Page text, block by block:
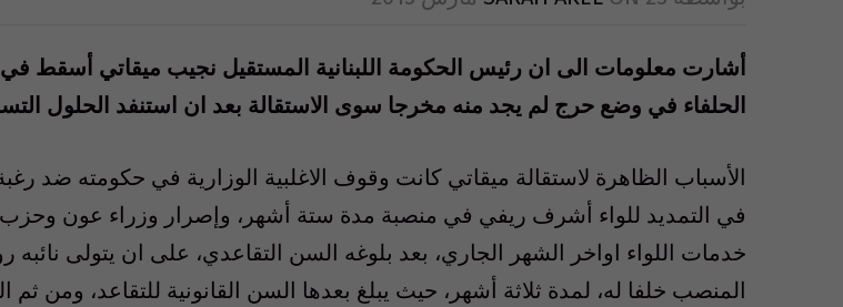
أشارت معلومات الى ان رئيس الحكومة اللبنانية المستقيل نجيب ميقاتي أسقط
الحلفاء في وضع حرج لم يجد منه مخرجا سوى الاستقالة بعد ان استنفد الحلول
الأسباب الظاهرة لاستقالة ميقاتي كانت وقوف الاغلبية الوزارية في حكومته ضد
في التمديد للواء أشرف ريفي في منصبة مدة ستة أشهر، وإصرار وزراء عون وحزب
خدمات اللواء اواخر الشهر الجاري، بعد بلوغه السن التقاعدي، على ان يتولى نائبه
المنصب خلفا له، لمدة ثلاثة أشهر، حيث يبلغ بعدها السن القانونية للتقاعد، ومن ثم